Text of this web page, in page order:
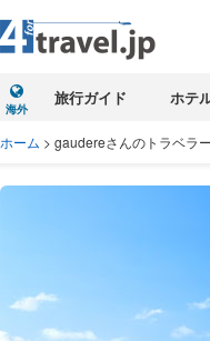
海外
旅行ガイド ホテ
ホーム > gaudereさんのトラベラ